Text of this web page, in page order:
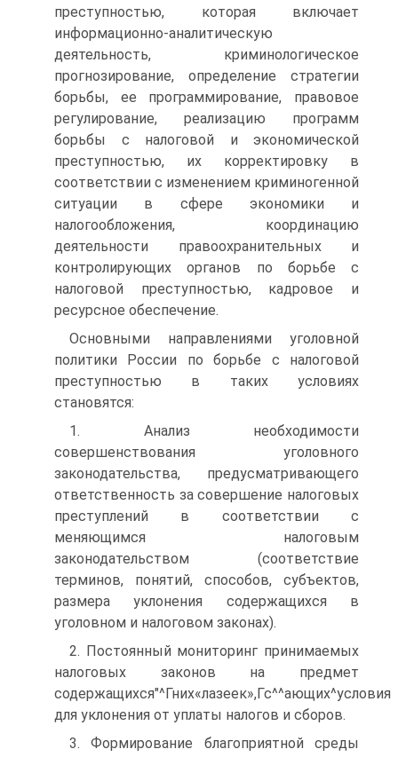
преступностью, которая включает
информационно-аналитическую
деятельность, криминологическое
прогнозирование, определение стратегии
борьбы, ее программирование, правовое
регулирование, реализацию программ
борьбы с налоговой и экономической
преступностью, их корректировку в
соответствии с изменением криминогенной
ситуации в сфере экономики и
налогообложения, координацию
деятельности правоохранительных и
контролирующих органов по борьбе с
налоговой преступностью, кадровое и
ресурсное обеспечение.
Основными направлениями уголовной
политики России по борьбе с налоговой
преступностью в таких условиях
становятся:
1. Анализ необходимости
совершенствования уголовного
законодательства, предусматривающего
ответственность за совершение налоговых
преступлений в соответствии с
меняющимся налоговым
законодательством (соответствие
терминов, понятий, способов, субъектов,
размера уклонения содержащихся в
уголовном и налоговом законах).
2. Постоянный мониторинг принимаемых
налоговых законов на предмет
содержащихся"^Гних«лазеек»,Гс^^ающих^условия
для уклонения от уплаты налогов и сборов.
3. Формирование благоприятной среды